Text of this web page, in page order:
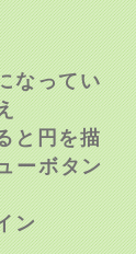
なってい
と円を描
ーボタン
ン